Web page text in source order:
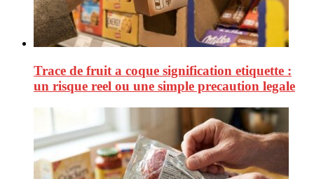
Trace de fruit a coque signification etiquette :
un risque reel ou une simple precaution legale